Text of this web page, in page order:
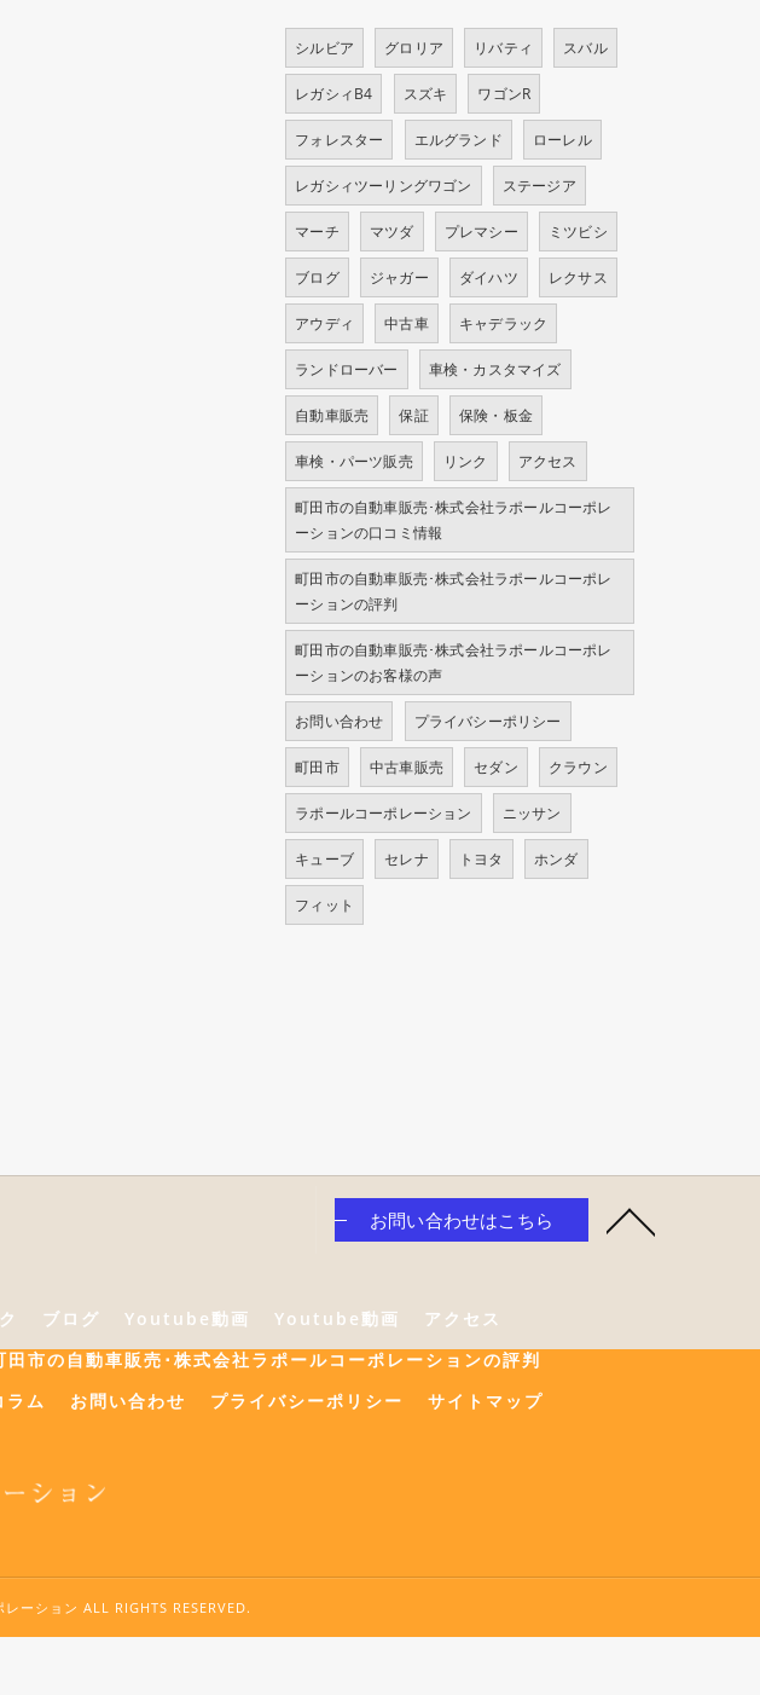
シルビア グロリア リバティ スバル
レガシィB4 スズキ ワゴンR
フォレスター エルグランド ローレル
レガシィツーリングワゴン ステージア
マーチ マツダ プレマシー ミツビシ
ブログ ジャガー ダイハツ レクサス
アウディ 中古車 キャデラック
ランドローバー 車検・カスタマイズ
自動車販売 保証 保険・板金
車検・パーツ販売 リンク アクセス
町田市の自動車販売･株式会社ラポールコーポレ
ーションの口コミ情報
町田市の自動車販売･株式会社ラポールコーポレ
ーションの評判
町田市の自動車販売･株式会社ラポールコーポレ
ーションのお客様の声
お問い合わせ プライバシーポリシー
町田市 中古車販売 セダン クラウン
ラポールコーポレーション ニッサン
キューブ セレナ トヨタ ホンダ
フィット
お問い合わせはこちら
ブログ Youtube動画 Youtube動画
アクセス
田市の自動車販売･株式会社ラポールコーポレーションの評判
ラム お問い合わせ プライバシーポリシー サイトマップ
ーション ALL RIGHTS RESERVED.